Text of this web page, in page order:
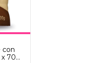
con
700